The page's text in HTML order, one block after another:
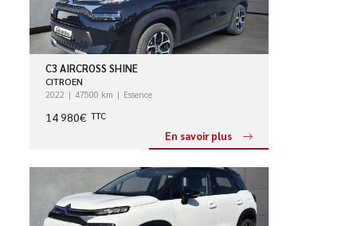
C3 AIRCROSS SHINE
CITROEN
2022 47500 km Essence
14 980€ TTC
En savoir plus